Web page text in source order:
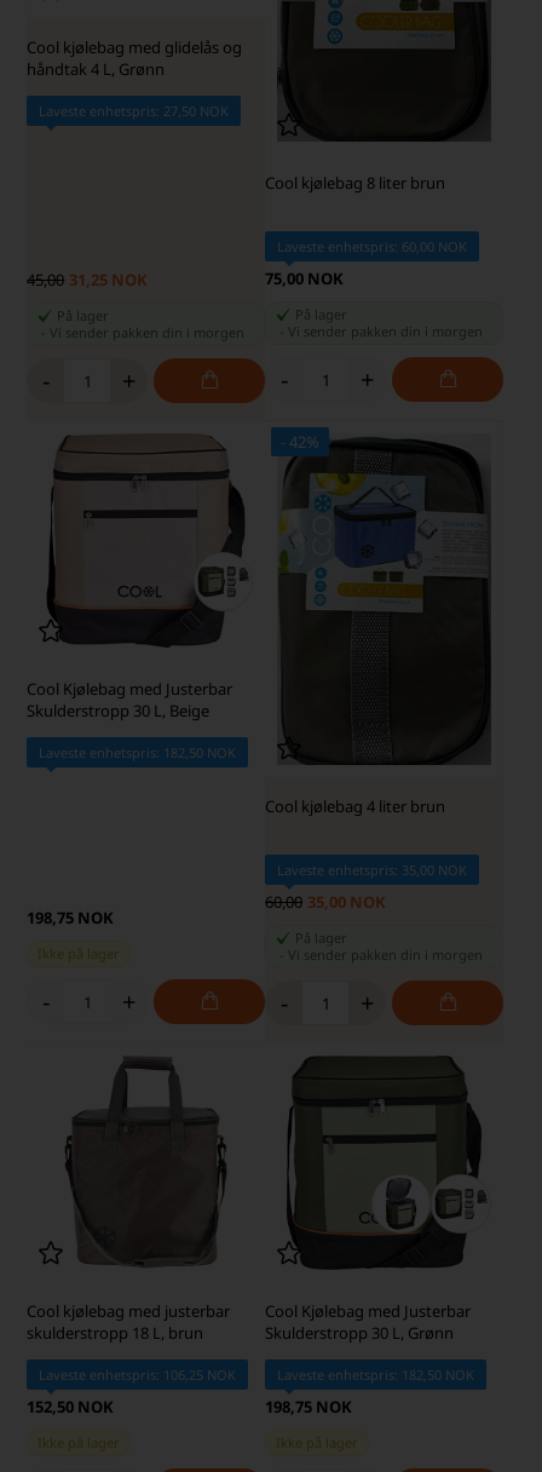
Cool kjølebag med glidelås og
håndtak 4 L, Grønn
Laveste enhetspris: 27,50 NOK
45,00 31,25 NOK
På lager
-Vi sender pakken din i morgen
- +
Cool kjølebag 8 liter brun
Laveste enhetspris: 60,00 NOK
75,00 NOK
På lager
Vi sender pakken din i morgen
- +
Cool Kjølebag med Justerbar
Skulderstropp 30 L, Beige
Laveste enhetspris: 182,50 NOK
198,75 NOK
Ikke på lager
- +
- 42% SKARP PRIS · SKARP PRIS
Cool kjølebag 4 liter brun
Laveste enhetspris: 35,00 NOK
60,00 35,00 NOK
På lager
Vi sender pakken din i morgen
- +
Cool kjølebag med justerbar
skulderstropp 18 L, brun
Laveste enhetspris: 106,25 NOK
152,50 NOK
Ikke på lager
Cool Kjølebag med Justerbar
Skulderstropp 30 L, Grønn
Laveste enhetspris: 182,50 NOK
198,75 NOK
Ikke på lager